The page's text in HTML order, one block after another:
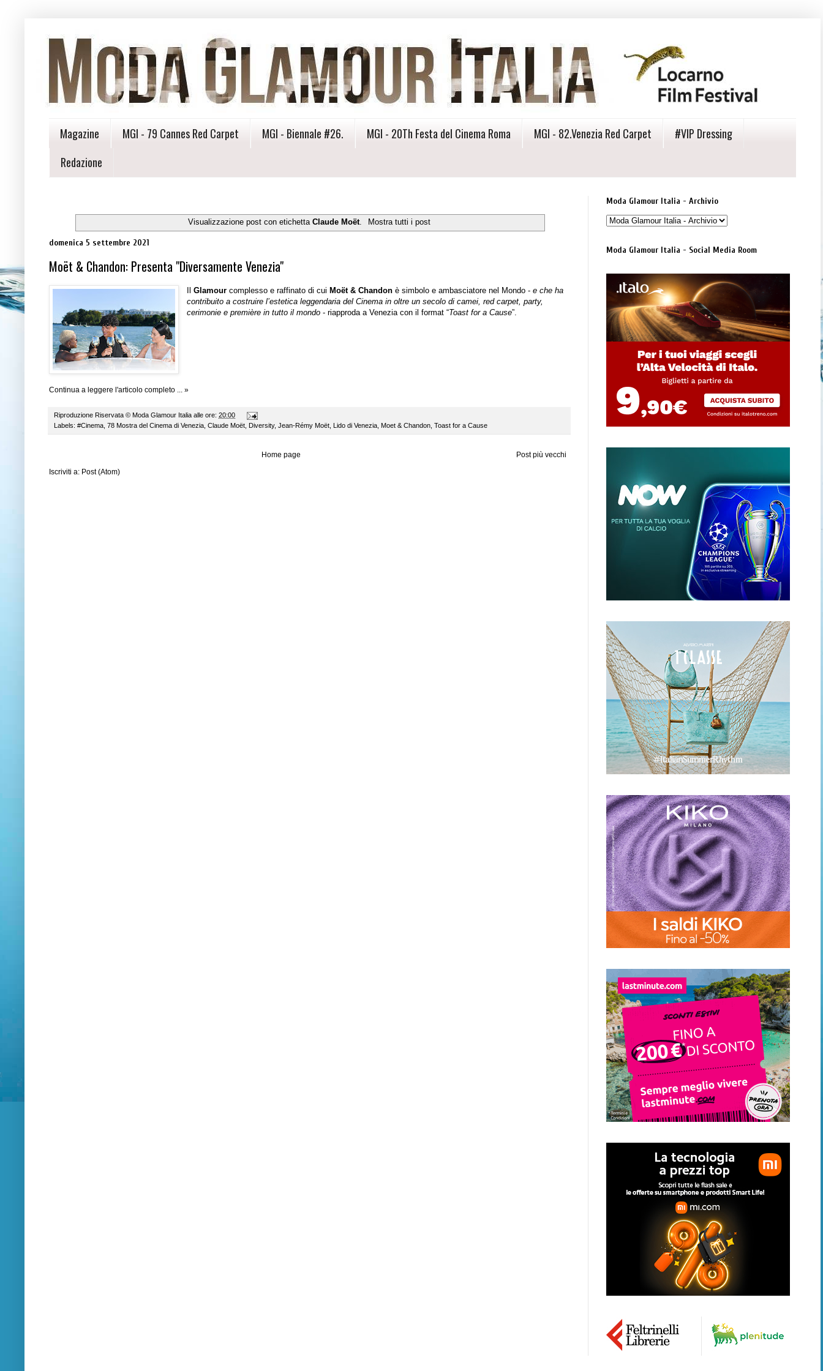
Magazine MGI - 79 Cannes Red Carpet MGI - Biennale #26. MGI - 20Th Festa del Cinema Roma MGI - 82.Venezia Red Carpet
#VIP Dressing
Redazione
Visualizzazione post con etichettaClaude Moët. Mostra tutti i post
domenica 5 settembre 2021
Moët & Chandon: Presenta "Diversamente Venezia"
Glamourcomplesso e raffinato di cui Moët & Chandon è simbolo e ambasciatore nel Mondo -e che ha
contribuito a costruire l’estetica leggendaria del Cinema in oltre un secolo di camei, red carpet, party,
cerimonie e première in tutto il mondo - riapproda a Venezia con il format“Toast for a Cause”.
Continua a leggere l'articolo completo ... »
Riproduzione Riservata © Moda Glamour Italia alle ore: 20:00
Labels: #Cinema, 78 Mostra del Cinema di Venezia, Claude Moët, Diversity, Jean-Rémy Moët, Lido di Venezia, Moet & Chandon, Toast for a Cause
Post più vecchi
Home page
Iscriviti a: Post (Atom)
Moda Glamour Italia - Archivio
Moda Glamour Italia - Social Media Room